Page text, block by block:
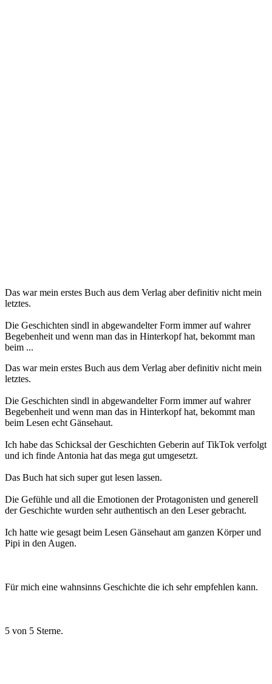
Das war mein erstes Buch aus dem Verlag aber definitiv nicht mein
letztes.
Die Geschichten sindl in abgewandelter Form immer auf wahrer
Begebenheit und wenn man das in Hinterkopf hat, bekommt man
beim ...
Das war mein erstes Buch aus dem Verlag aber definitiv nicht mein
letztes.
Die Geschichten sindl in abgewandelter Form immer auf wahrer
Begebenheit und wenn man das in Hinterkopf hat, bekommt man
beim Lesen echt Gänsehaut.
Ich habe das Schicksal der Geschichten Geberin auf TikTok verfolgt
und ich finde Antonia hat das mega gut umgesetzt.
Das Buch hat sich super gut lesen lassen.
Die Gefühle und all die Emotionen der Protagonisten und generell
der Geschichte wurden sehr authentisch an den Leser gebracht.
Ich hatte wie gesagt beim Lesen Gänsehaut am ganzen Körper und
Pipi in den Augen.
Für mich eine wahnsinns Geschichte die ich sehr empfehlen kann.
5 von 5 Sterne.